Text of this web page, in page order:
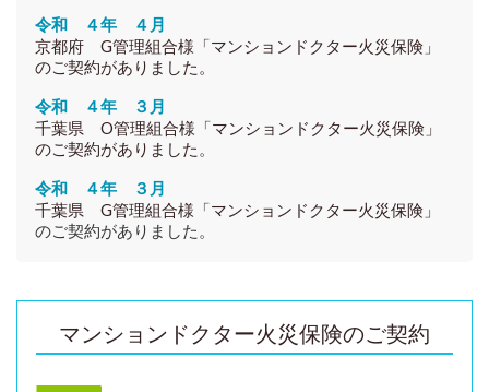
令和 ４年 ４月
京都府 G管理組合様「マンションドクター火災保険」
のご契約がありました。
令和 ４年 ３月
千葉県 O管理組合様 「マンションドクター火災保険」
のご契約がありました
令和 ４年 ３月
千葉県 G管理組合様 「マンションドクター火災保険」
のご契約がありました。
マンションドクター火災保険のご契約